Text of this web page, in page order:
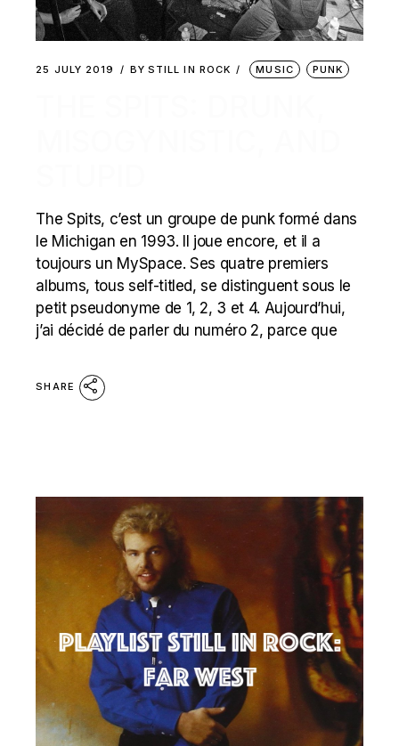
25 JULY 2019 BY STILL IN ROCK MUSIC PUNK
The Spits, c’est un groupe de punk formé dans
le Michigan en 1993. Il joue encore, et il a
toujours un MySpace. Ses quatre premiers
albums, tous self-titled, se distinguent sous le
petit pseudonyme de 1, 2, 3 et 4. Aujourd’hui,
j’ai décidé de parler du numéro 2, parce que
SHARE